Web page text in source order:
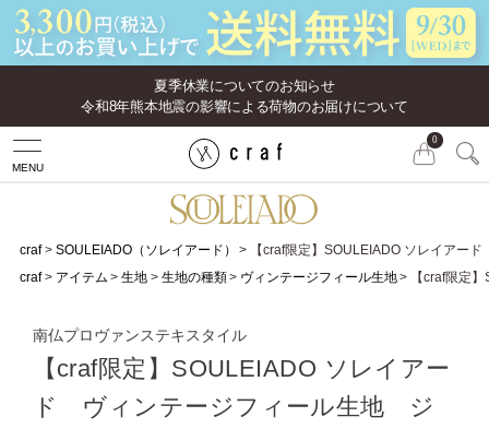
夏季休業についてのお知らせ
令和8年熊本地震の影響による荷物のお届けについて
MENU
0
craf SOULEIADO（ソレイアード）
【craf限定】SOULEIADO ソレイア
craf
アイテム 生地 生地の種類 ヴィンテージフィール生地 【craf限定
南仏プロヴァンステキスタイル
【craf限定】SOULEIADO ソレイアー
ド ヴィンテージフィール生地 ジ